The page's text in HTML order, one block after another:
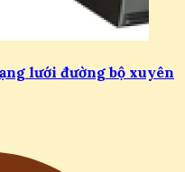
lưới đường bộ xuyên